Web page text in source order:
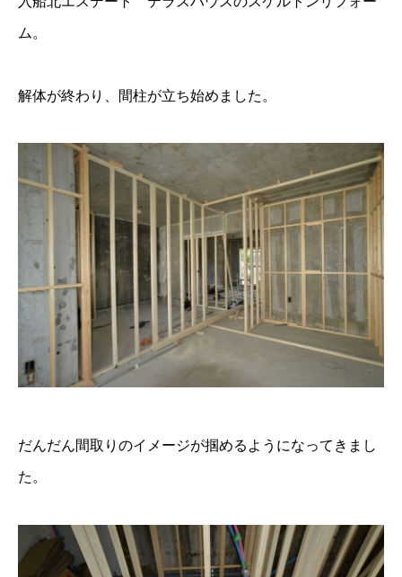
ム。
解体が終わり、間柱が立ち始めました。
だんだん間取りのイメージが掴めるようになってきまし
た。